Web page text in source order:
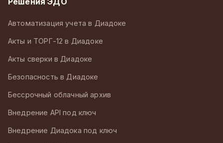
Автоматизация учета в Диадоке
Акты и ТОРГ-12 в Диадоке
Акты сверки в Диадоке
Безопасность в Диадоке
Бессрочный облачный архив
Внедрение API под ключ
Внедрение Диадока под ключ